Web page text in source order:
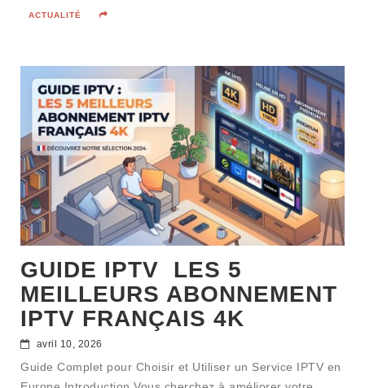
ACTUALITÉ
GUIDE IPTV LES 5
MEILLEURS ABONNEMENT
IPTV FRANÇAIS 4K
avril 10, 2026
Guide Complet pour Choisir et Utiliser un Service IPTV en